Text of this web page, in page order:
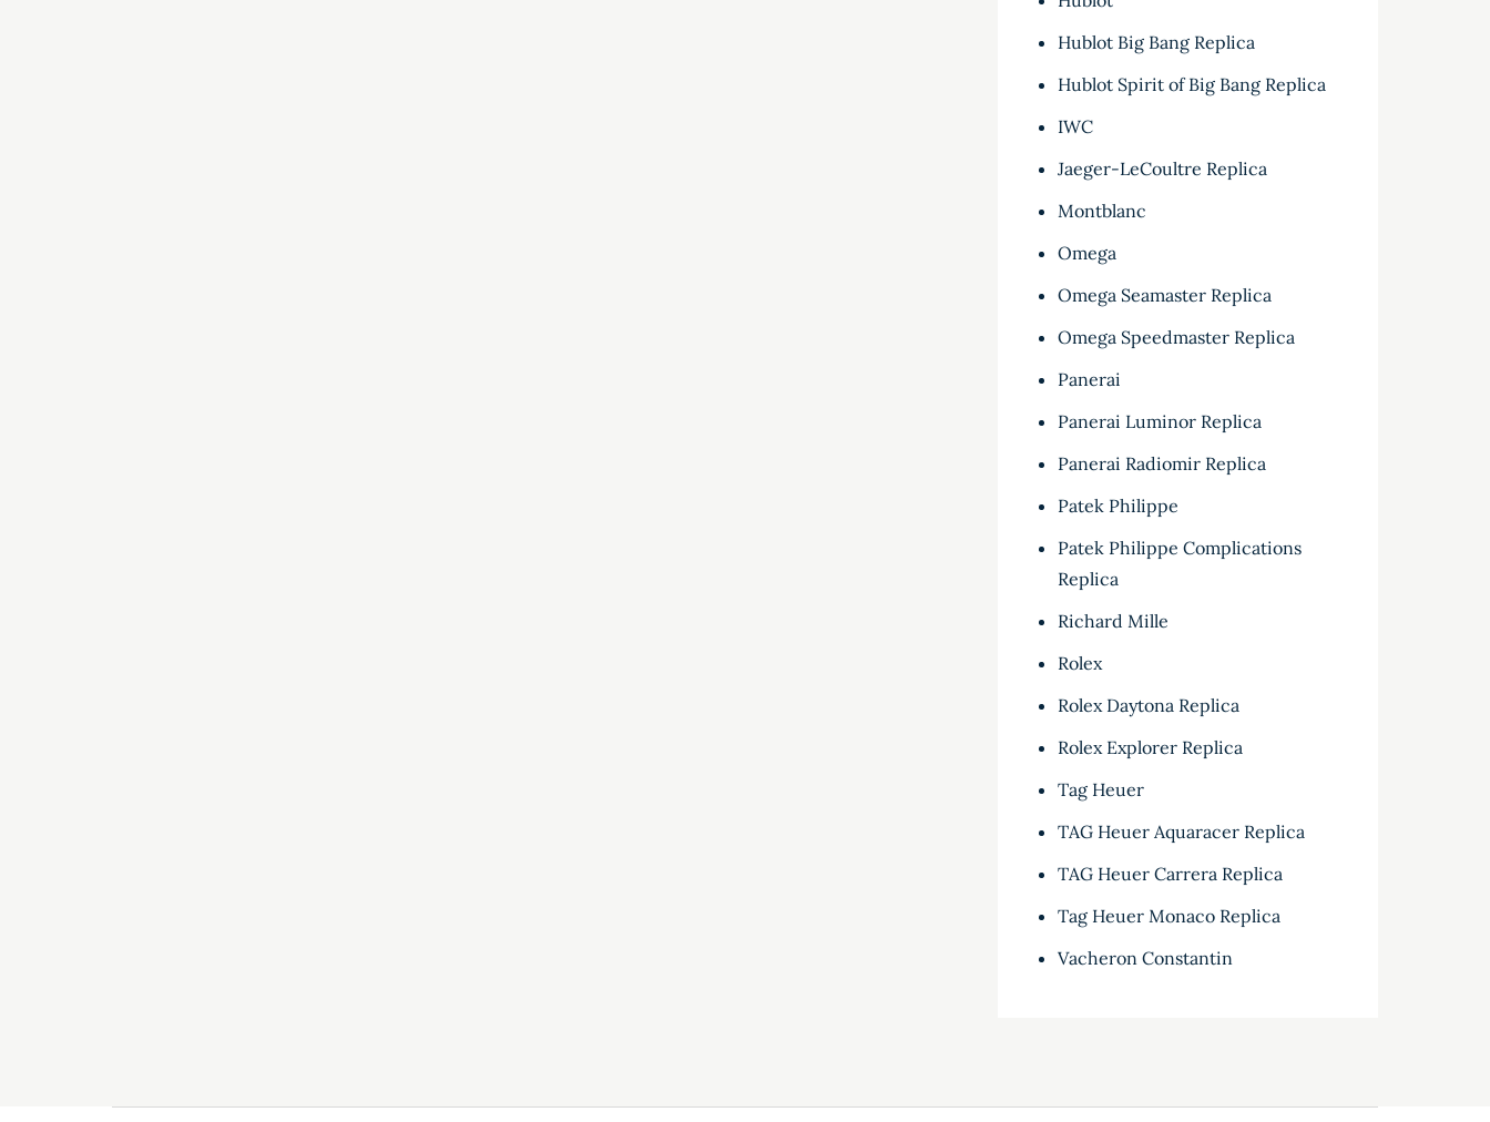
Hublot Big Bang Replica
Hublot Spirit of Big Bang Replica
IWC
Jaeger-LeCoultre Replica
Montblanc
Omega
Omega Seamaster Replica
Omega Speedmaster Replica
Panerai
Panerai Luminor Replica
Panerai Radiomir Replica
Patek Philippe
Patek Philippe Complications
Replica
Richard Mille
Rolex
Rolex Daytona Replica
Rolex Explorer Replica
Tag Heuer
TAG Heuer Aquaracer Replica
TAG Heuer Carrera Replica
Tag Heuer Monaco Replica
Vacheron Constantin